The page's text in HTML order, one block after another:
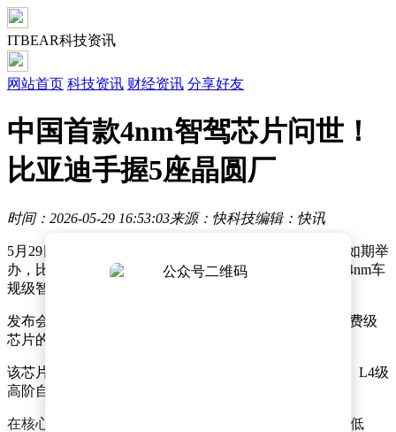
ITBEAR科技资讯
网站首页 科技资讯 财经资讯 分享好友
中国首款4nm智驾芯片问世！
比亚迪手握5座晶圆厂
时间：2026-05-29 16:53:03来源：快科技编辑：快讯
5月29日消息，5月28日晚间，比亚迪智能化战略发布会如期举
办，比亚迪集团董事长兼总裁王传福正式发布中国首款4nm车
规级智驾芯片——璇玑A3。
发布会上，王传福介绍，“4nm车规级智驾芯片相当于消费级
芯片的2nm，难度很大。”
该芯片三颗并联总算力可突破2100 TOPS，全面支持L3、L4级
高阶自动驾驶。
在核心性能上，璇玑A3单位算力功耗最低，较同级产品低